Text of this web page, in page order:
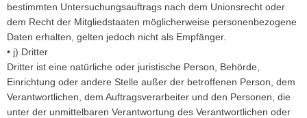
bestimmten Untersuchungsauftrags nach dem Unionsrecht oder
dem Recht der Mitgliedstaaten möglicherweise personenbezogene
Daten erhalten, gelten jedoch nicht als Empfänger.
• j) Dritter
Dritter ist eine natürliche oder juristische Person, Behörde,
Einrichtung oder andere Stelle außer der betroffenen Person, dem
Verantwortlichen, dem Auftragsverarbeiter und den Personen, die
unter der unmittelbaren Verantwortung des Verantwortlichen oder